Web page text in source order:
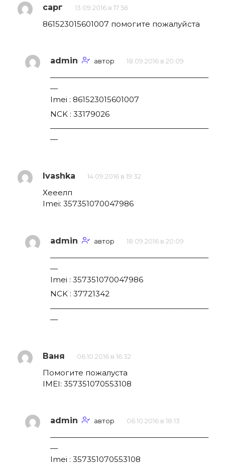
сарг 13.09.2016 в 17:56
861523015601007 помогите пожалуйста
admin автор 18.09.2016 в 20:09
—————————————————————
—
Imei : 861523015601007
NCK : 33179026
—————————————————————
—
Ivashka 14.09.2016 в 19:32
Хееелп
Imei: 357351070047986
admin автор 18.09.2016 в 20:09
—————————————————————
—
Imei : 357351070047986
NCK : 37721342
—————————————————————
—
Ваня 06.10.2016 в 16:32
Помогите пожалуста
IMEI: 357351070553108
admin автор 06.10.2016 в 18:13
—————————————————————
—
Imei : 357351070553108